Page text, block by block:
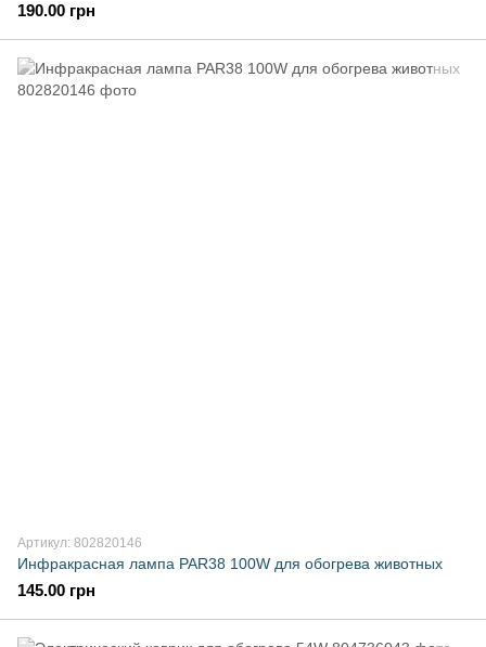
190.00 грн
Артикул: 802820146
Инфракрасная лампа PAR38 100W для обогрева животных
145.00 грн